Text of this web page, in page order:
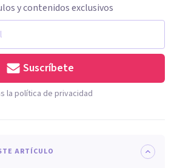
y contenidos exclusivos
Suscríbete
la política de privacidad
ARTÍCULO